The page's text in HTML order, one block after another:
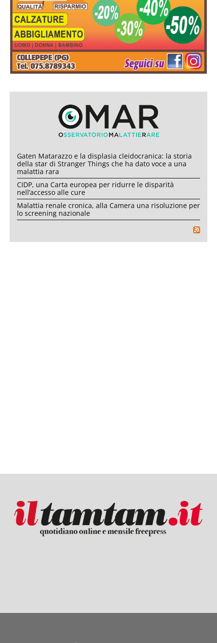
Gaten Matarazzo e la displasia cleidocranica: la storia
della star di Stranger Things che ha dato voce a una
malattia rara
CIDP, una Carta europea per ridurre le disparità
nell’accesso alle cure
Malattia renale cronica, alla Camera una risoluzione per
lo screening nazionale